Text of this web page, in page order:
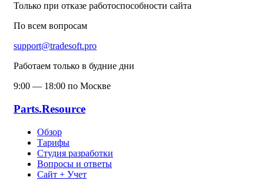
Только при отказе работоспособности сайта
По всем вопросам
support@tradesoft.pro
Работаем только в будние дни
9:00 — 18:00 по Москве
Parts.Resource
Обзор
Тарифы
Студия разработки
Вопросы и ответы
Сайт + Учет